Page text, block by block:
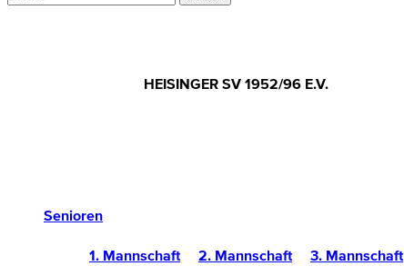
HEISINGER SV 1952/96 E.V.
Senioren
1. Mannschaft 2. Mannschaft 3. Mannschaft